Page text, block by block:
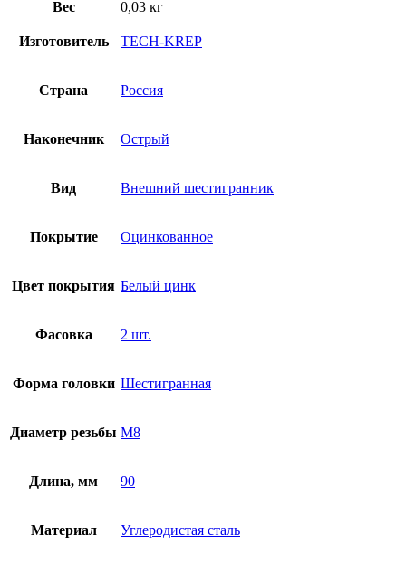
Вес
0,03 кг
Изготовитель TECH-KREP
Страна Россия
Наконечник Острый
Вид Внешний шестигранник
Покрытие Оцинкованное
Цвет покрытия Белый цинк
Фасовка 2 шт.
Форма головки Шестигранная
Диаметр резьбы М8
Длина, мм 90
Материал Углеродистая сталь